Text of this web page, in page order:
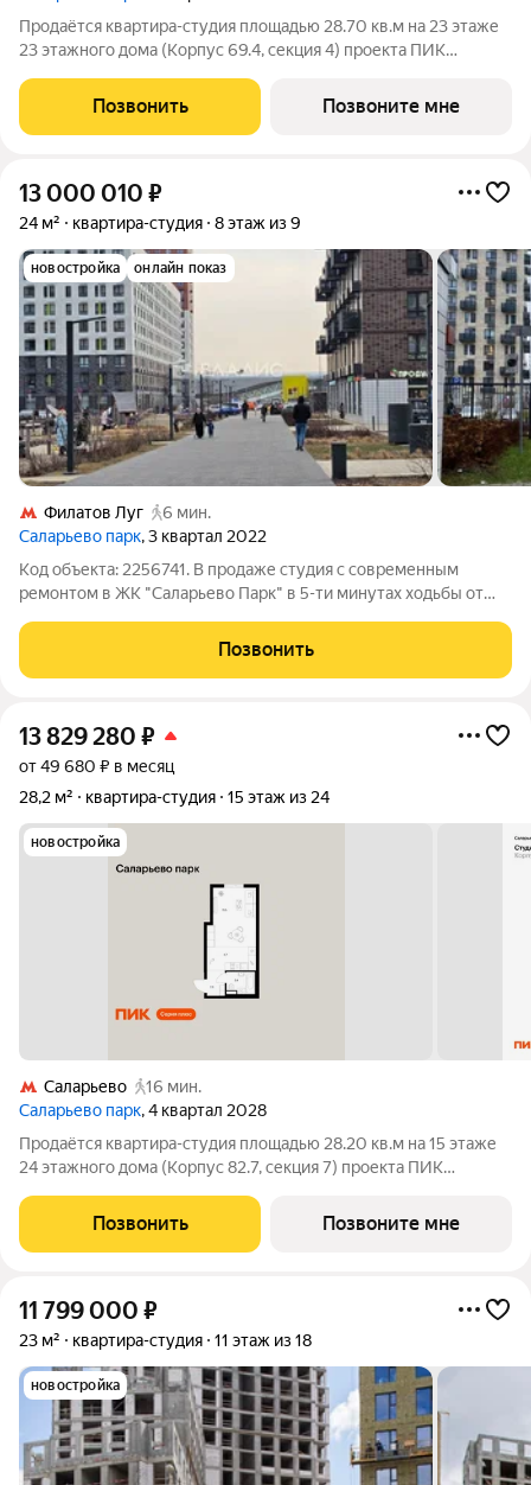
Продаётся квартира-студия площадью 28.70 кв.м на 23 этаже
23 этажного дома (Корпус 69.4, секция 4) проекта ПИК
земли, функциональная планировка, большие окна, с отделкой.
Жилой район «Саларьево
Позвонить Позвоните мне
13 000 010 ₽
24 м² квартира-студия 8 этаж из 9
новостройка онлайн показ
Филатов Луг
6 мин.
Саларьево парк, 3 квартал 2022
Код объекта: 2256741. В продаже студия с современным
ремонтом в ЖК "Саларьево Парк" в 5-ти минутах ходьбы от
необходимая мебель и техника. Готова для проживания.
Развитая инфраструктура, хорошая
Позвонить
13 829 280 ₽
от 49 680 ₽ в месяц
28,2 м²
квартира-студия 15 этаж из 24
новостройка
Саларьево
16 мин.
Саларьево парк, 4 квартал 2028
Продаётся квартира-студия площадью 28.20 кв.м на 15 этаже
24 этажного дома (Корпус 82.7, секция 7) проекта ПИК
земли, функциональная планировка, большие окна, с отделкой.
Жилой район «Саларьево
Позвонить Позвоните мне
11 799 000 ₽
23 м² квартира-студия 11 этаж из 18
новостройка